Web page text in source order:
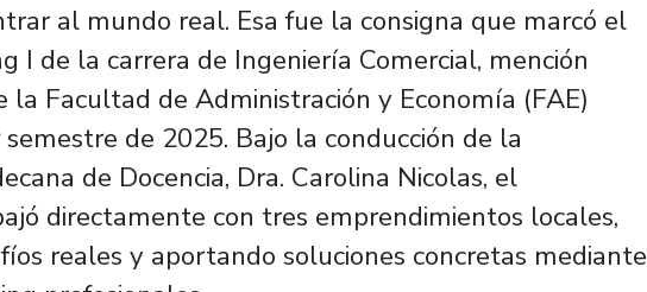
al mundo real. Esa fue la consigna que marcó el
I de la carrera de Ingeniería Comercial, mención
la Facultad de Administración y Economía (FAE)
de 2025. Bajo la conducción de la
de Docencia, Dra. Carolina Nicolas, el
directamente con tres emprendimientos locales,
reales y aportando soluciones concretas mediante